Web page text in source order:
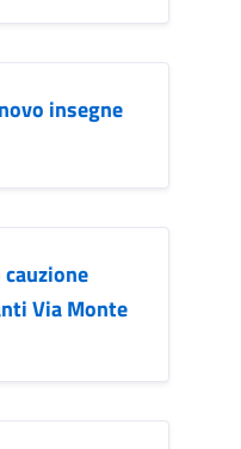
insegne
Via Monte